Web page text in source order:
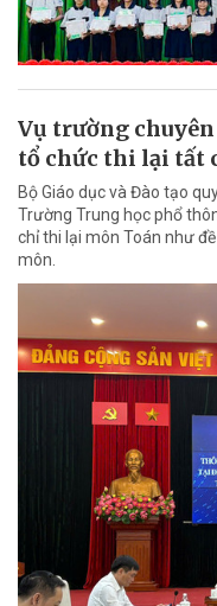
Vụ trường chuyên
tổ chức thi lại tất
Bộ Giáo dục và Đào tạo
Trường Trung học phổ
chỉ thi lại môn Toán như
môn.